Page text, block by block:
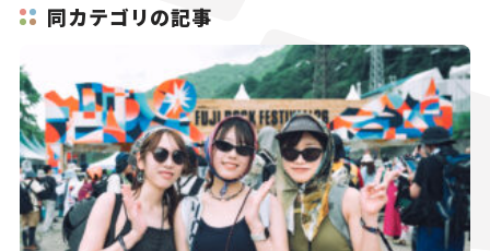
同カテゴリの記事